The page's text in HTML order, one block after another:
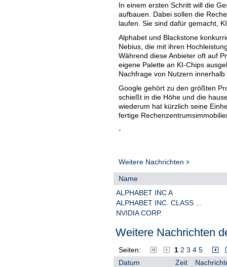
In einem ersten Schritt will die
aufbauen. Dabei sollen die
laufen. Sie sind dafür gemacht,
Alphabet und Blackstone
Nebius, die mit ihren
Während diese Anbieter oft auf
eigene Palette an KI-Chips
Nachfrage von Nutzern
Google gehört zu den größten
schießt in die Höhe und die
wiederum hat kürzlich seine
fertige
-
Weitere Nachrichten
Name
ALPHABET INC A
ALPHABET INC. CLASS ...
NVIDIA CORP.
Weitere Nachrichten
Seiten: 1 2 3 4 5
Datum
Zeit